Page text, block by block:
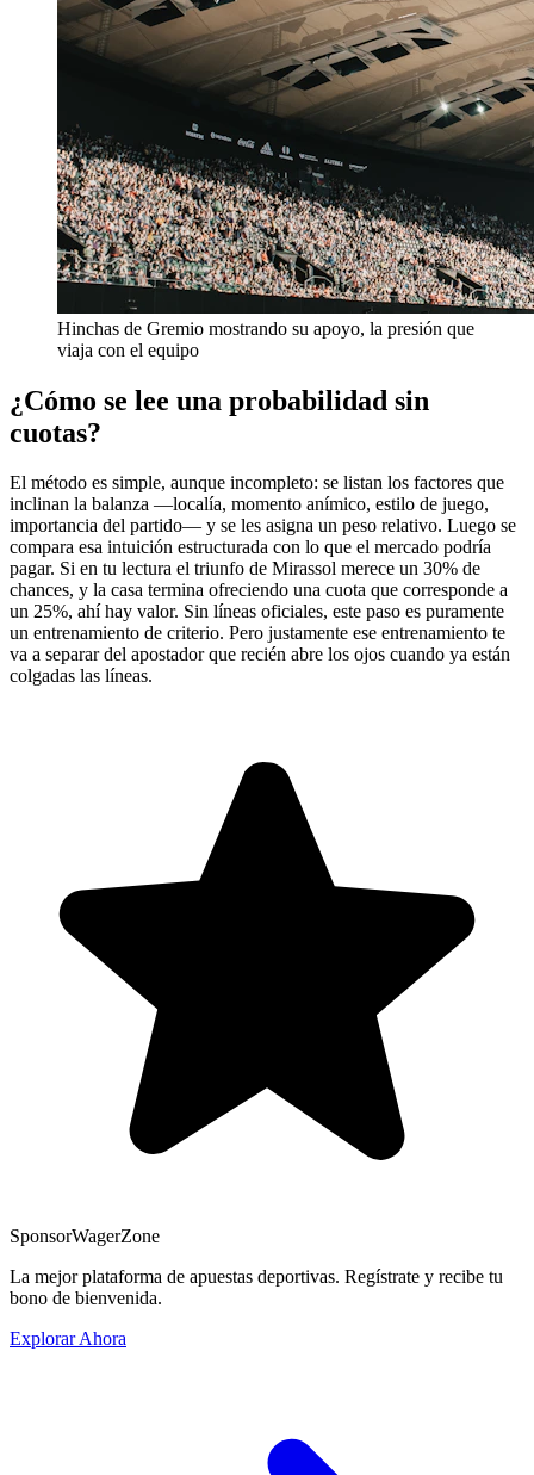
Hinchas de Gremio mostrando su apoyo, la presión que
viaja con el equipo
¿Cómo se lee una probabilidad sin
cuotas?
El método es simple, aunque incompleto: se listan los factores que
inclinan la balanza —localía, momento anímico, estilo de juego,
importancia del partido— y se les asigna un peso relativo. Luego se
compara esa intuición estructurada con lo que el mercado podría
pagar. Si en tu lectura el triunfo de Mirassol merece un 30% de
chances, y la casa termina ofreciendo una cuota que corresponde a
un 25%, ahí hay valor. Sin líneas oficiales, este paso es puramente
un entrenamiento de criterio. Pero justamente ese entrenamiento te
va a separar del apostador que recién abre los ojos cuando ya están
colgadas las líneas.
SponsorWagerZone
La mejor plataforma de apuestas deportivas. Regístrate y recibe tu
bono de bienvenida.
Explorar Ahora